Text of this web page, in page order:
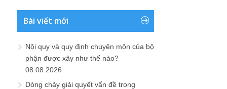
Bài viết mới
Nội quy và quy định chuyên môn của bộ
phận được xây như thế nào?
08.08.2026
Dòng chảy giải quyết vấn đề trong